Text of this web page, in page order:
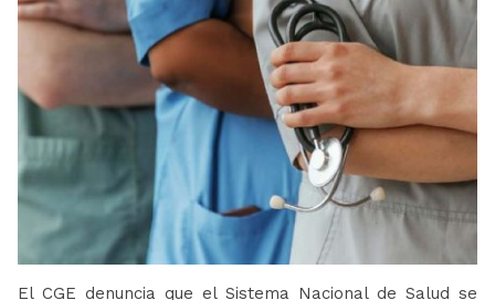
El CGE denuncia que el Sistema Nacional de Salud se